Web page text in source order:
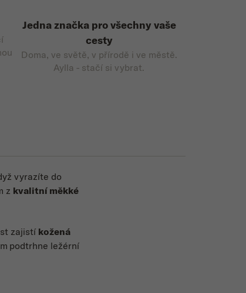
Jedna značka pro všechny vaše
cesty
Doma, ve světě, v přírodě i ve městě.
Aylla - stačí si vybrat.
vyrazíte do
z kvalitní měkké
zajistí kožená
podtrhne ležérní